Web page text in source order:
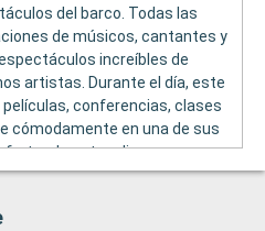
del barco. Todas las
de músicos, cantantes y
increíbles de
artistas. Durante el día, este
conferencias, clases
cómodamente en una de sus
de estos diversos